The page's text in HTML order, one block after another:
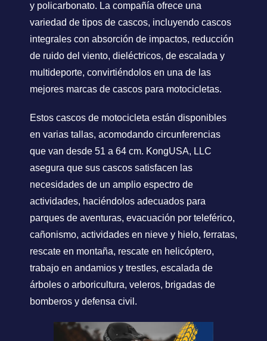
y policarbonato. La compañía ofrece una
variedad de tipos de cascos, incluyendo cascos
integrales con absorción de impactos, reducción
de ruido del viento, dieléctricos, de escalada y
multideporte, convirtiéndolos en una de las
mejores marcas de cascos para motocicletas.
Estos cascos de motocicleta están disponibles
en varias tallas, acomodando circunferencias
que van desde 51 a 64 cm. KongUSA, LLC
asegura que sus cascos satisfacen las
necesidades de un amplio espectro de
actividades, haciéndolos adecuados para
parques de aventuras, evacuación por teleférico,
cañonismo, actividades en nieve y hielo, ferratas,
rescate en montaña, rescate en helicóptero,
trabajo en andamios y trestles, escalada de
árboles o arboricultura, veleros, brigadas de
bomberos y defensa civil.